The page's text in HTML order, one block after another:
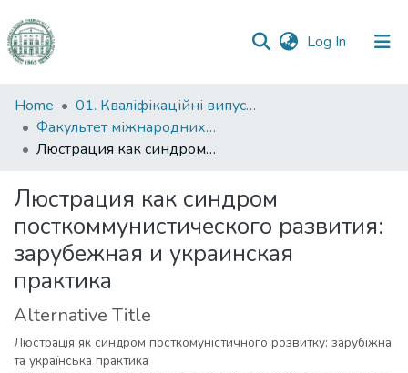
Log In (current)
Communities
&
Collections
Statistics
Home
01. Кваліфікаційні випускні роботи здобувачів вищої освіти
Факультет міжнародних відносин, політології та соціології
Люстрация как синдром посткоммунистического развития: зарубежная и украинская практика
Люстрация как синдром
посткоммунистического развития:
зарубежная и украинская
практика
Alternative Title
Люстрація як синдром посткомуністичного розвитку: зарубіжна
та українська практика